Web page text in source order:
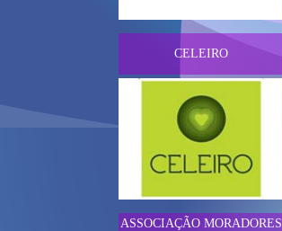
CELEIRO
ASSOCIAÇÃO MORADORES